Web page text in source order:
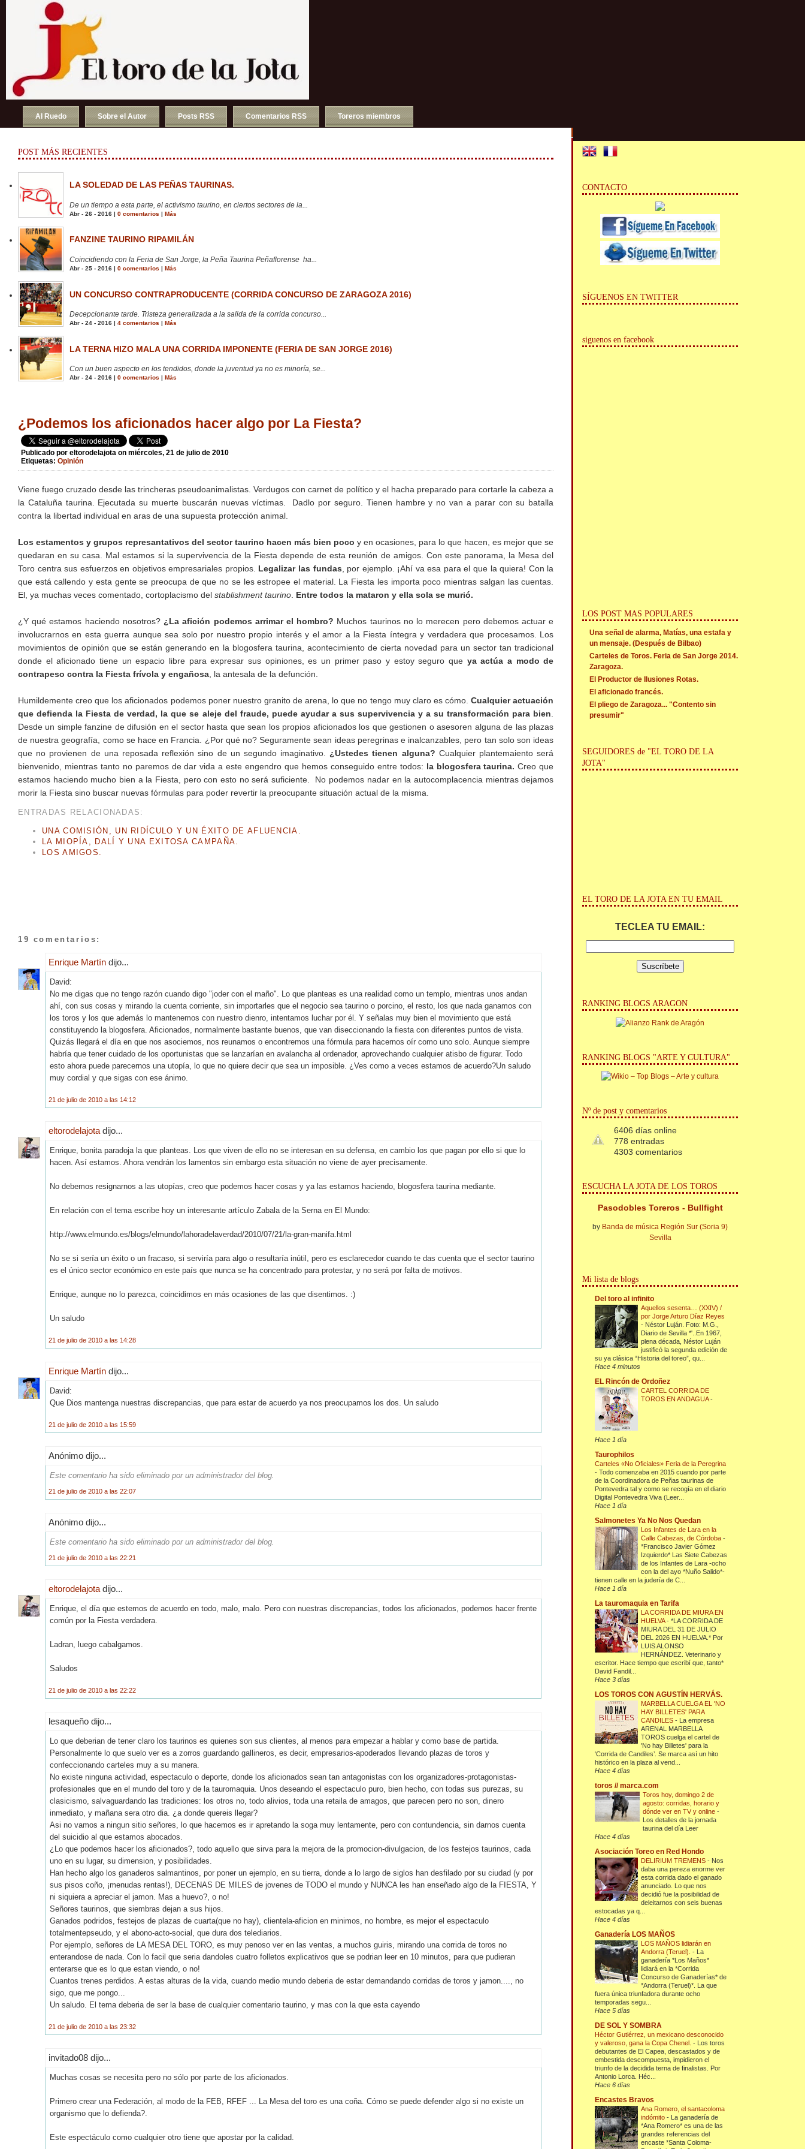
Al Ruedo Sobre el Autor Posts RSS Comentarios RSS Toreros miembros
POST MÁS RECIENTES
LA SOLEDAD DE LAS PEÑAS TAURINAS.
De un tiempo a esta parte, el activismo taurino, en ciertos sectores de la...
Abr - 26 - 2016 | 0 comentarios | Más
FANZINE TAURINO RIPAMILÁN
Coincidiendo con la Feria de San Jorge, la Peña Taurina Peñaflorense ha...
Abr - 25 - 2016 | 0 comentarios | Más
UN CONCURSO CONTRAPRODUCENTE (CORRIDA CONCURSO DE ZARAGOZA 2016)
Decepcionante tarde. Tristeza generalizada a la salida de la corrida concurso...
Abr - 24 - 2016 | 4 comentarios | Más
LA TERNA HIZO MALA UNA CORRIDA IMPONENTE (FERIA DE SAN JORGE 2016)
Con un buen aspecto en los tendidos, donde la juventud ya no es minoría, se...
Abr - 24 - 2016 | 0 comentarios Más
¿Podemos los aficionados hacer algo por La Fiesta?
Publicado por eltorodelajota on miércoles, 21 de julio de 2010
Etiquetas: Opinión
Viene fuego cruzado desde las trincheras pseudoanimalistas. Verdugos con carnet de político y el hacha preparado para cortarle la cabeza a
la Cataluña taurina. Ejecutada su muerte buscarán nuevas víctimas. Dadlo por seguro. Tienen hambre y no van a parar con su batalla
contra la libertad individual en aras de una supuesta protección animal.
Los estamentos y grupos represantativos del sector taurino hacen más bien poco y en ocasiones, para lo que hacen, es mejor que se
quedaran en su casa. Mal estamos si la supervivencia de la Fiesta depende de esta reunión de amigos. Con este panorama, la Mesa del
Toro centra sus esfuerzos en objetivos empresariales propios. Legalizar las fundas , por ejemplo. ¡Ahí va esa para el que la quiera! Con la
que está callendo y esta gente se preocupa de que no se les estropee el material. La Fiesta les importa poco mientras salgan las cuentas.
El, ya muchas veces comentado, cortoplacismo del stablishment taurino Entre todos la mataron y ella sola se murió.
¿Y qué estamos haciendo nosotros? ¿La afición podemos arrimar el hombro? Muchos taurinos no lo merecen pero debemos actuar e
involucrarnos en esta guerra aunque sea solo por nuestro propio interés y el amor a la Fiesta íntegra y verdadera que procesamos. Los
movimientos de opinión que se están generando en la blogosfera taurina, acontecimiento de cierta novedad para un sector tan tradicional
donde el aficionado tiene un espacio libre para expresar sus opiniones, es un primer paso y estoy seguro que ya actúa a modo de
contrapeso contra la Fiesta frívola y engañosa , la antesala de la defunción.
Humildemente creo que los aficionados podemos poner nuestro granito de arena, lo que no tengo muy claro es cómo.Cualquier actuación
que defienda la Fiesta de verdad, la que se aleje del fraude, puede ayudar a sus supervivencia y a su transformación para bien
Desde un simple fanzine de difusión en el sector hasta que sean los propios aficionados los que gestionen o asesoren alguna de las plazas
de nuestra geografía, como se hace en Francia. ¿Por qué no? Seguramente sean ideas peregrinas e inalcanzables, pero tan solo son ideas
que no provienen de una reposada reflexión sino de un segundo imaginativo. ¿Ustedes tienen alguna? Cualquier plantemaiento será
bienvenido, mientras tanto no paremos de dar vida a este engendro que hemos conseguido entre todos: la blogosfera taurina.Creo que
estamos haciendo mucho bien a la Fiesta, pero con esto no será suficiente. No podemos nadar en la autocomplacencia mientras dejamos
morir la Fiesta sino buscar nuevas fórmulas para poder revertir la preocupante situación actual de la misma.
ENTRADAS RELACIONADAS:
UNA COMISIÓN, UN RIDÍCULO Y UN ÉXITO DE AFLUENCIA.
LA MIOPÍA, DALÍ Y UNA EXITOSA CAMPAÑA.
LOS AMIGOS.
19 comentarios:
Enrique Martín dijo...
David:
No me digas que no tengo razón cuando digo "joder con el maño". Lo que planteas es una realidad como un templo, mientras unos andan
ahí, con sus cosas y mirando la cuenta corriente, sin importarles que el negocio sea taurino o porcino, el resto, los que nada ganamos con
los toros y los que además lo mantenemos con nuestro dienro, intentamos luchar por él. Y señalas muy bien el movimiento que está
constituyendo la blogosfera. Aficionados, normalmente bastante buenos, que van diseccionando la fiesta con diferentes puntos de vista.
Quizás llegará el día en que nos asociemos, nos reunamos o encontremos una fórmula para hacernos oír como uno solo. Aunque siempre
habría que tener cuidado de los oportunistas que se lanzarían en avalancha al ordenador, aprovechando cualquier atisbo de figurar. Todo
esto ahora puede parecernos una utopía, lo que no quiere decir que sea un imposible. ¿Ves como a veces estamos de acuerdo?Un saludo
muy cordial y que sigas con ese ánimo.
21 de julio de 2010 a las 14:12
eltorodelajota dijo...
Enrique, bonita paradoja la que planteas. Los que viven de ello no se interesan en su defensa, en cambio los que pagan por ello si que lo
hacen. Así estamos. Ahora vendrán los lamentos sin embargo esta situación no viene de ayer precisamente.
No debemos resignarnos a las utopías, creo que podemos hacer cosas y ya las estamos haciendo, blogosfera taurina mediante.
En relación con el tema escribe hoy un interesante artículo Zabala de la Serna en El Mundo:
http://www.elmundo.es/blogs/elmundo/lahoradelaverdad/2010/07/21/la-gran-manifa.html
No se si sería un éxito o un fracaso, si serviría para algo o resultaría inútil, pero es esclarecedor cuando te das cuenta que el sector taurino
es el único sector económico en este país que nunca se ha concentrado para protestar, y no será por falta de motivos.
Enrique, aunque no lo parezca, coincidimos en más ocasiones de las que disentimos. :)
Un saludo
21 de julio de 2010 a las 14:28
Enrique Martín dijo...
David:
Que Dios mantenga nuestras discrepancias, que para estar de acuerdo ya nos preocupamos los dos. Un saludo
21 de julio de 2010 a las 15:59
Anónimo dijo...
Este comentario ha sido eliminado por un administrador del blog.
21 de julio de 2010 a las 22:07
Anónimo dijo...
Este comentario ha sido eliminado por un administrador del blog.
21 de julio de 2010 a las 22:21
eltorodelajotadijo...
Enrique, el día que estemos de acuerdo en todo, malo, malo. Pero con nuestras discrepancias, todos los aficionados, podemos hacer frente
común por la Fiesta verdadera.
Ladran, luego cabalgamos.
Saludos
21 de julio de 2010 a las 22:22
lesaqueño dijo...
Lo que deberian de tener claro los taurinos es quienes son sus clientes, al menos para empezar a hablar y como base de partida.
Personalmente lo que suelo ver es a zorros guardando gallineros, es decir, empresarios-apoderados llevando plazas de toros y
confeccionando carteles muy a su manera.
No existe ninguna actividad, espectaculo o deporte, donde los aficionados sean tan antagonistas con los organizadores-protagonistas-
profesionales que en el mundo del toro y de la tauromaquia. Unos deseando el espectaculo puro, bien hecho, con todas sus purezas, su
clasicismo, salvaguardando las tradiciones: los otros no, todo alivios, toda una retaila de amagos, que parecen pero no son, dinero
inmediato, y mañana sera otro dia. ¿a donde quereis llegar?
Asi no vamos a ningun sitio señores, lo que hacemos es ir apretando la soga muy lentamente, pero con contundencia, sin darnos cuenta
del suicidio al que estamos abocados.
¿Lo que podemos hacer los aficionados?, todo aquello que sirva para la mejora de la promocion-divulgacion, de los festejos taurinos, cada
uno en su lugar, su dimension, y posibilidades.
Han hecho algo los ganaderos salmantinos, por poner un ejemplo, en su tierra, donde a lo largo de siglos han desfilado por su ciudad (y por
sus pisos coño, ¡menudas rentas!), DECENAS DE MILES de jovenes de TODO el mundo y NUNCA les han enseñado algo de la FIESTA, Y
ni siquiera a apreciar el jamon. Mas a huevo?, o no!
Señores taurinos, que siembras dejan a sus hijos.
Ganados podridos, festejos de plazas de cuarta(que no hay), clientela-aficion en minimos, no hombre, es mejor el espectaculo
totalmentepseudo, y el abono-acto-social, que dura dos telediarios.
Por ejemplo, señores de LA MESA DEL TORO, es muy penoso ver en las ventas, a muchos guiris, mirando una corrida de toros no
enterandose de nada. Con lo facil que seria dandoles cuatro folletos explicativos que se podrian leer en 10 minutos, para que pudieran
enterarse que es lo que estan viendo, o no!
Cuantos trenes perdidos. A estas alturas de la vida, cuando medio mundo deberia de estar demandando corridas de toros y jamon...., no
sigo, que me pongo...
Un saludo. El tema deberia de ser la base de cualquier comentario taurino, y mas con la que esta cayendo
21 de julio de 2010 a las 23:32
invitado08 dijo...
Muchas cosas se necesita pero no sólo por parte de los aficionados.
Primero crear una Federación, al modo de la FEB, RFEF ... La Mesa del toro es una coña. Cómo se puede defender algo si no existe un
organismo que lo defienda?.
Este espectáculo como cualquier otro tiene que apostar por la calidad.
CONTACTO
SÍGUENOS EN TWITTER
siguenos en facebook
LOS POST MAS POPULARES
Una señal de alarma, Matías, una estafa y
un mensaje. (Después de Bilbao)
Carteles de Toros. Feria de San Jorge 2014.
Zaragoza.
El Productor de Ilusiones Rotas.
El aficionado francés.
El pliego de Zaragoza... "Contento sin
presumir"
SEGUIDORES de "EL TORO DE LA
JOTA"
EL TORO DE LA JOTA EN TU EMAIL
TECLEA TU EMAIL:
RANKING BLOGS ARAGON
RANKING BLOGS "ARTE Y CULTURA"
Nº de post y comentarios
6406 días online
778 entradas
4303 comentarios
ESCUCHA LA JOTA DE LOS TOROS
Pasodobles Toreros - Bullfight
by Banda de música Región Sur (Soria 9)
Sevilla
Mi lista de blogs
Del toro al infinito
Aquellos sesenta… (XXIV) /
por Jorge Arturo Díaz Reyes
- Néstor Luján. Foto: M.G.,
Diario de Sevilla *'..En 1967,
plena década, Néstor Luján
justificó la segunda edición de
su ya clásica “Historia del toreo”, qu...
Hace 4 minutos
EL Rincón de Ordoñez
CARTEL CORRIDA DE
TOROS EN ANDAGUA-
Hace 1 día
Taurophilos
Carteles «No Oficiales» Feria de la Peregrina
-Todo comenzaba en 2015 cuando por parte
de la Coordinadora de Peñas taurinas de
Pontevedra tal y como se recogía en el diario
Digital Pontevedra Viva (Leer...
Hace 1 día
Salmonetes Ya No Nos Quedan
Los Infantes de Lara en la
Calle Cabezas, de Córdoba-
*Francisco Javier Gómez
Izquierdo* Las Siete Cabezas
de los Infantes de Lara -ocho
con la del ayo *Nuño Salido*-
tienen calle en la judería de C...
Hace 1 día
La tauromaquia en Tarifa
LA CORRIDA DE MIURA EN
HUELVA-*LA CORRIDA DE
MIURA DEL 31 DE JULIO
DEL 2026 EN HUELVA.* Por
LUIS ALONSO
HERNÁNDEZ. Veterinario y
escritor. Hace tiempo que escribí que, tanto*
David Fandil...
Hace 3 días
LOS TOROS CON AGUSTÍN HERVÁS.
MARBELLA CUELGA EL 'NO
HAY BILLETES' PARA
CANDILES- La empresa
ARENAL MARBELLA
TOROS cuelga el cartel de
'No hay Billetes' para la
‘Corrida de Candiles’. Se marca así un hito
histórico en la plaza al vend...
Hace 4 días
toros // marca.com
Toros hoy, domingo 2 de
agosto: corridas, horario y
dónde ver en TV y online-
Los detalles de la jornada
taurina del día Leer
Hace 4 días
Asociación Toreo en Red Hondo
DELIRIUM TREMENS- Nos
daba una pereza enorme ver
esta corrida dado el ganado
anunciado. Lo que nos
decidió fue la posibilidad de
deleitarnos con seis buenas
estocadas ya q...
Hace 4 días
Ganadería LOS MAÑOS
LOS MAÑOS lidiarán en
Andorra (Teruel).- La
ganadería *Los Maños*
lidiará en la *Corrida
Concurso de Ganaderías* de
*Andorra (Teruel)*. La que
fuera única triunfadora durante ocho
temporadas segu...
Hace 5 días
DE SOL Y SOMBRA
Héctor Gutiérrez, un mexicano desconocido
y valeroso, gana la Copa Chenel.- Los toros
debutantes de El Capea, descastados y de
embestida descompuesta, impidieron el
triunfo de la decidida terna de finalistas. Por
Antonio Lorca. Héc...
Hace 6 días
Encastes Bravos
Ana Romero, el santacoloma
indómito- La ganadería de
*Ana Romero* es una de las
grandes referencias del
encaste *Santa Coloma-